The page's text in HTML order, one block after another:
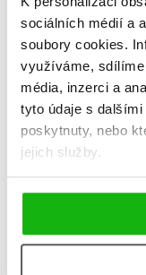
sociálních médií a
soubory cookies.
využíváme,
média, inzerci a
tyto údaje s
poskytnuty, nebo
jejich služby.